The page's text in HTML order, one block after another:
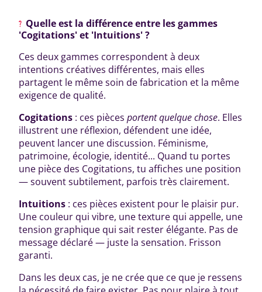
Quelle est la différence entre les gammes
'Cogitations' et 'Intuitions' ?
Ces deux gammes correspondent à deux
intentions créatives différentes, mais elles
partagent le même soin de fabrication et la même
exigence de qualité.
Cogitations : ces pièces portent quelque chose. Elles
illustrent une réflexion, défendent une idée,
peuvent lancer une discussion. Féminisme,
patrimoine, écologie, identité... Quand tu portes
une pièce des Cogitations, tu affiches une position
— souvent subtilement, parfois très clairement.
Intuitions : ces pièces existent pour le plaisir pur.
Une couleur qui vibre, une texture qui appelle, une
tension graphique qui sait rester élégante. Pas de
message déclaré — juste la sensation. Frisson
garanti.
Dans les deux cas, je ne crée que ce que je ressens